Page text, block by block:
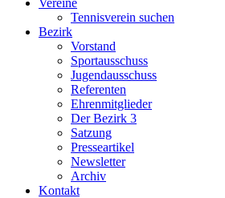
Vereine
Tennisverein suchen
Bezirk
Vorstand
Sportausschuss
Jugendausschuss
Referenten
Ehrenmitglieder
Der Bezirk 3
Satzung
Presseartikel
Newsletter
Archiv
Kontakt